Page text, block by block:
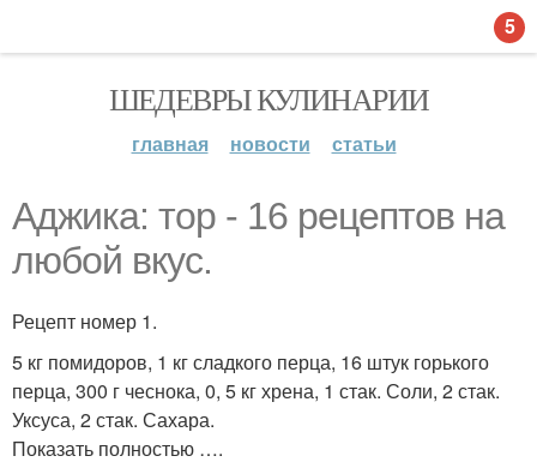
ШЕДЕВРЫ КУЛИНАРИИ
главная новости статьи
Аджика: тор - 16 рецептов на
любой вкус.
Рецепт номер 1.
5 кг помидоров, 1 кг сладкого перца, 16 штук горького
перца, 300 г чеснока, 0, 5 кг хрена, 1 стак. Соли, 2 стак.
Уксуса, 2 стак. Сахара.
Показать полностью ….
5